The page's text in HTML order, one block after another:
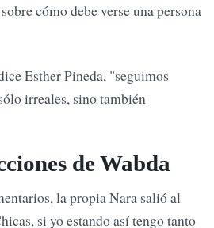
cómo debe verse una persona
Esther Pineda, "seguimos
irreales, sino también
de Wabda
la propia Nara salió al
si yo estando así tengo tanto